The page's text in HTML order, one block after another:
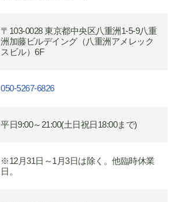
〒103-0028 東京都中央区八重洲1-5-9八重
洲加藤ビルデイング（八重洲アメレック
スビル）6F
050-5267-6826
平日9:00～21:00(土日祝日18:00まで)
※12月31日～1月3日は除く。他臨時休業
日。